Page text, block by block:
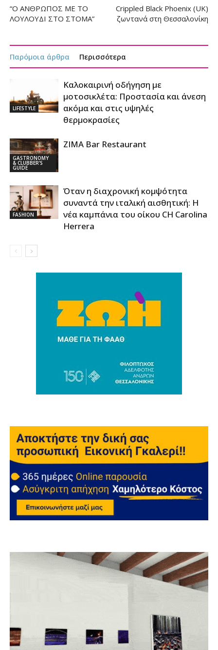
“Ο ΑΝΘΡΩΠΟΣ ΜΕ ΤΟ
ΛΟΥΛΟΥΔΙ ΣΤΟ ΣΤΟΜΑ”
Crippled Black Phoenix (UK)
ζωντανά στη Θεσσαλονίκη
Παρόμοια άρθρα Περισσότερα
LIFESTYLE
Καλοκαιρινή οδήγηση με
μοτοσικλέτα: Προστασία και άνεση
ακόμα και στις υψηλές
θερμοκρασίες
GASTRONOMY
& CLUBBER'S
GUIDE
ZIMA Bar Restaurant
FASHION
Όταν η διαχρονική κομψότητα
συναντά την ιταλική αισθητική: Η
νέα καμπάνια του οίκου CH Carolina
Herrera